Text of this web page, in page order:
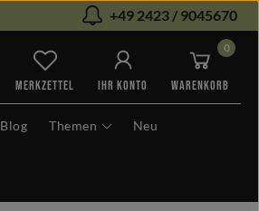
+49 2423 / 9045670
Du hast 0 Produkte auf dem
MERKZETTEL IHR KONTO
0
WARENKORB
Blog Themen
Neu